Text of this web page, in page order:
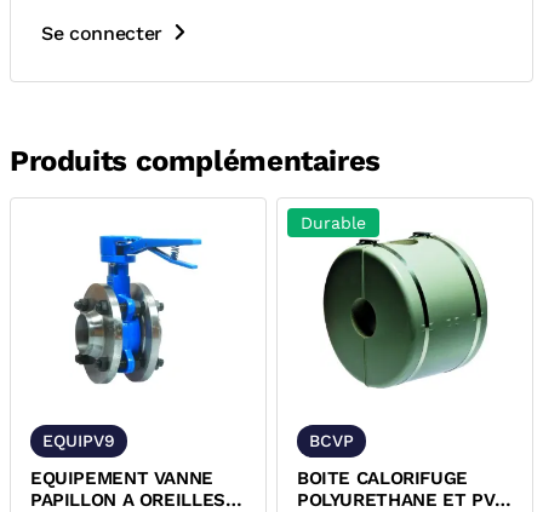
Se connecter
Produits complémentaires
EQUIPV9
EQUIPEMENT VANNE
PAPILLON A OREILLES
Durable
BCVP
BOITE CALORIFUGE
POLYURETHANE ET PVC